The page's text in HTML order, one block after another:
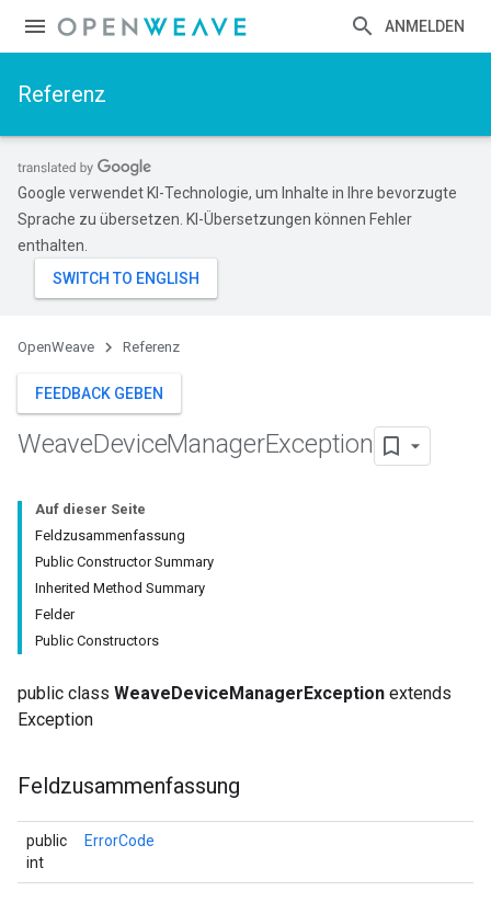
ANMELDEN
Referenz
Google verwendet KI-Technologie, um Inhalte in Ihre bevorzugte
Sprache zu übersetzen. KI-Übersetzungen können Fehler
enthalten.
OpenWeave Referenz
FEEDBACK GEBEN
WeaveDeviceManagerException
Auf dieser Seite
Feldzusammenfassung
Public Constructor Summary
Inherited Method Summary
Felder
Public Constructors
public class WeaveDeviceManagerException extends
Exception
Feldzusammenfassung
public
int
ErrorCode